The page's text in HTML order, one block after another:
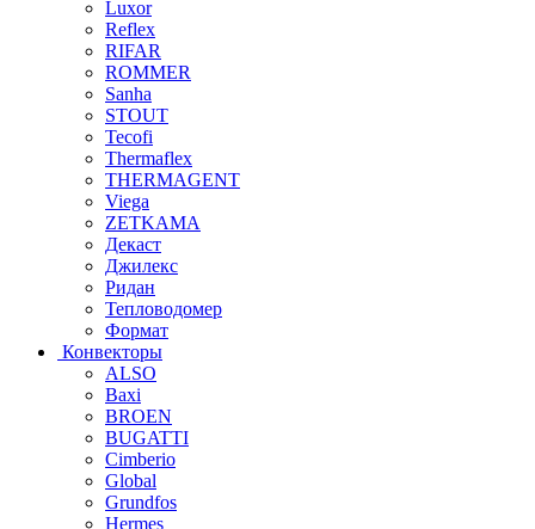
Luxor
Reflex
RIFAR
ROMMER
Sanha
STOUT
Tecofi
Thermaflex
THERMAGENT
Viega
ZETKAMA
Декаст
Джилекс
Ридан
Тепловодомер
Формат
Конвекторы
ALSO
Baxi
BROEN
BUGATTI
Cimberio
Global
Grundfos
Hermes